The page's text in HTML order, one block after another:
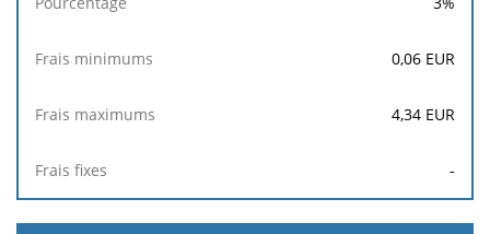
0,06 EUR
4,34 EUR
-